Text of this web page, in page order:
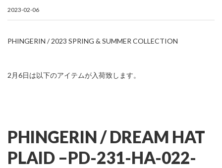
2023-02-06
PHINGERIN / 2023 SPRING & SUMMER COLLECTION
2月6日は以下のアイテムが入荷致します。
PHINGERIN / DREAM HAT
PLAID –PD-231-HA-022-